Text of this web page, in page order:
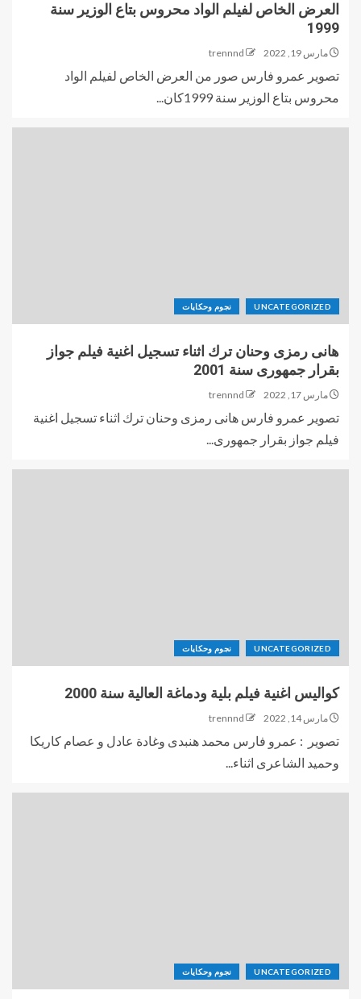
العرض الخاص لفيلم الواد محروس بتاع الوزير سنة
1999
مارس 19, 2022 trennnd
تصوير عمرو فارس صور من العرض الخاص لفيلم الواد
محروس بتاع الوزير سنة 1999كان...
UNCATEGORIZED نجوم وحكايات
هانى رمزى وحنان ترك اثناء تسجيل اغنية فيلم جواز
بقرار جمهورى سنة 2001
مارس 17, 2022 trennnd
تصوير عمرو فارس هانى رمزى وحنان ترك اثناء تسجيل اغنية
فيلم جواز بقرار جمهورى...
UNCATEGORIZED نجوم وحكايات
كواليس اغنية فيلم بلية ودماغة العالية سنة 2000
مارس 14, 2022 trennnd
تصوير : عمرو فارس محمد هنبدى وغادة عادل و عصام كاريكا
وحميد الشاعرى اثناء...
UNCATEGORIZED نجوم وحكايات